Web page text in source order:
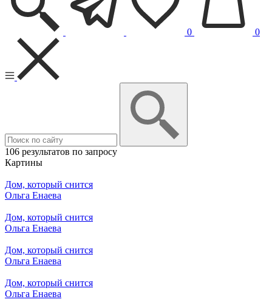
0 0
106 результатов по запросу
Картины
Дом, который снится
Ольга Енаева
Дом, который снится
Ольга Енаева
Дом, который снится
Ольга Енаева
Дом, который снится
Ольга Енаева